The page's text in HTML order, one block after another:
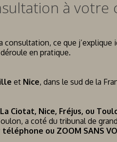
à votre
ce que j’explique
en pratique.
et Nice, dans le sud de la
Ciotat, Nice, Fréjus, ou
a coté du tribunal de
ou ZOOM SANS